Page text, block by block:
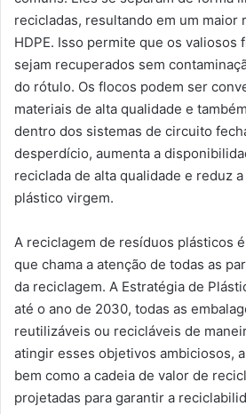
recicladas, resultando em um maior
HDPE. Isso permite que os valiosos
sejam recuperados sem
do rótulo. Os flocos podem ser
materiais de alta qualidade e
dentro dos sistemas de circuito
desperdício, aumenta a
reciclada de alta qualidade e reduz
plástico virgem.
A reciclagem de resíduos plásticos
que chama a atenção de todas as
da reciclagem. A Estratégia de
até o ano de 2030, todas as
reutilizáveis ​​ou recicláveis ​​de
atingir esses objetivos ambiciosos,
bem como a cadeia de valor de
projetadas para garantir a